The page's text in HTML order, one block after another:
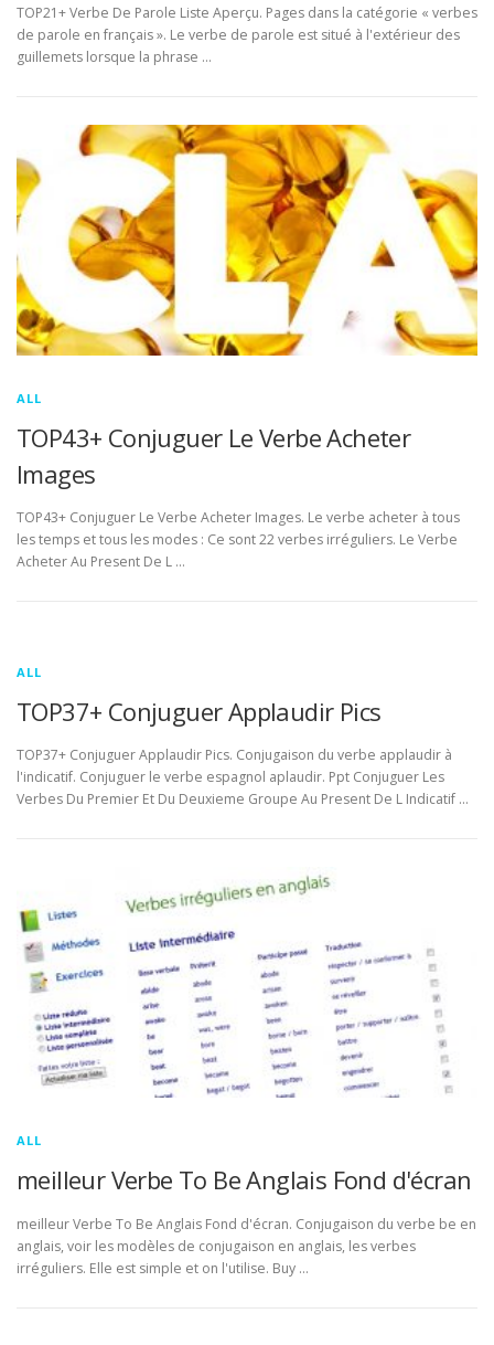
TOP21+ Verbe De Parole Liste Aperçu. Pages dans la catégorie « verbes
de parole en français ». Le verbe de parole est situé à l'extérieur des
guillemets lorsque la phrase …
ALL
TOP43+ Conjuguer Le Verbe Acheter
Images
TOP43+ Conjuguer Le Verbe Acheter Images. Le verbe acheter à tous
les temps et tous les modes : Ce sont 22 verbes irréguliers. Le Verbe
Acheter Au Present De L …
ALL
TOP37+ Conjuguer Applaudir Pics
TOP37+ Conjuguer Applaudir Pics. Conjugaison du verbe applaudir à
l'indicatif. Conjuguer le verbe espagnol aplaudir. Ppt Conjuguer Les
Verbes Du Premier Et Du Deuxieme Groupe Au Present De L Indicatif …
ALL
meilleur Verbe To Be Anglais Fond d'écran
meilleur Verbe To Be Anglais Fond d'écran. Conjugaison du verbe be en
anglais, voir les modèles de conjugaison en anglais, les verbes
irréguliers. Elle est simple et on l'utilise. Buy …